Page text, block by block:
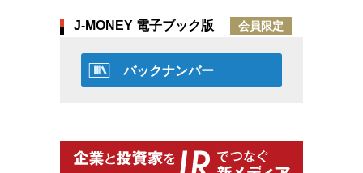
J-MONEY 電子ブック版 会員限定
バックナンバー